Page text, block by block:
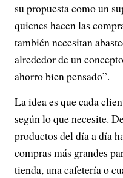
su propuesta como un
quienes hacen las
también necesitan
alrededor de un
ahorro bien pensado”.
La idea es que cada
según lo que necesite.
productos del día a día
compras más grandes
tienda, una cafetería o